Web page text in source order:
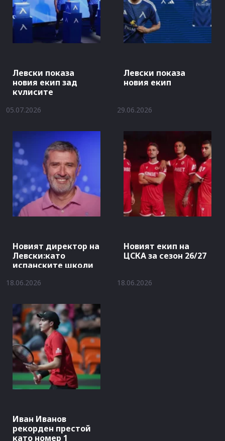
Левски показа
новия екип зад
кулисите
05.07.2026
Левски показа
новия екип
29.06.2026
Новият директор на
Левски:като
испанските школи
18.06.2026
Новият екип на
ЦСКА за сезон 26/27
18.06.2026
Иван Иванов
рекорден престой
като номер 1